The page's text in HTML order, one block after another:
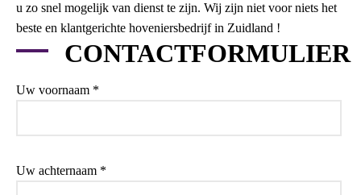
u zo snel mogelijk van dienst te zijn. Wij zijn niet voor niets het
beste en klantgerichte hoveniersbedrijf in Zuidland !
CONTACTFORMULIER
Uw voornaam *
Uw achternaam *